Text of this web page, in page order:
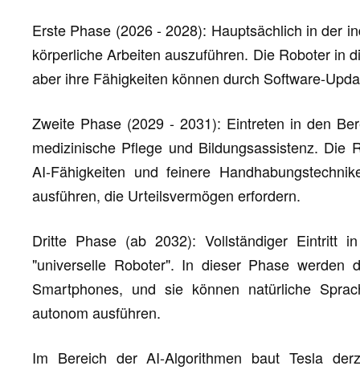
Erste Phase (2026 - 2028): Hauptsächlich in der
körperliche Arbeiten auszuführen. Die Roboter in
aber ihre Fähigkeiten können durch Software-
Zweite Phase (2029 - 2031): Eintreten in den
medizinische Pflege und Bildungsassistenz.
AI-Fähigkeiten und feinere
ausführen, die Urteilsvermögen erfordern.
Dritte Phase (ab 2032): Vollständiger Eintritt
"universelle Roboter". In dieser Phase
Smartphones, und sie können natürliche
autonom ausführen.
Im Bereich der AI-Algorithmen baut Tesla